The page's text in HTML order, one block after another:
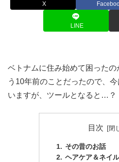
X
LINE
ベトナムに住み始めて困った
う10年前のことだったので、
いますが、ツールとなると…？
目次
その昔のお話
ヘアケア＆ネイ